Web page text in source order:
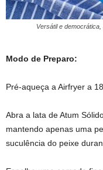
Versátil e
Modo de Preparo:
Pré-aqueça a Airfryer a
Abra a lata de Atum
mantendo apenas uma
suculência do peixe